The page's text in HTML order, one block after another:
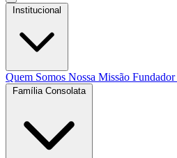
Institucional
Quem Somos Nossa Missão Fundador
Família Consolata